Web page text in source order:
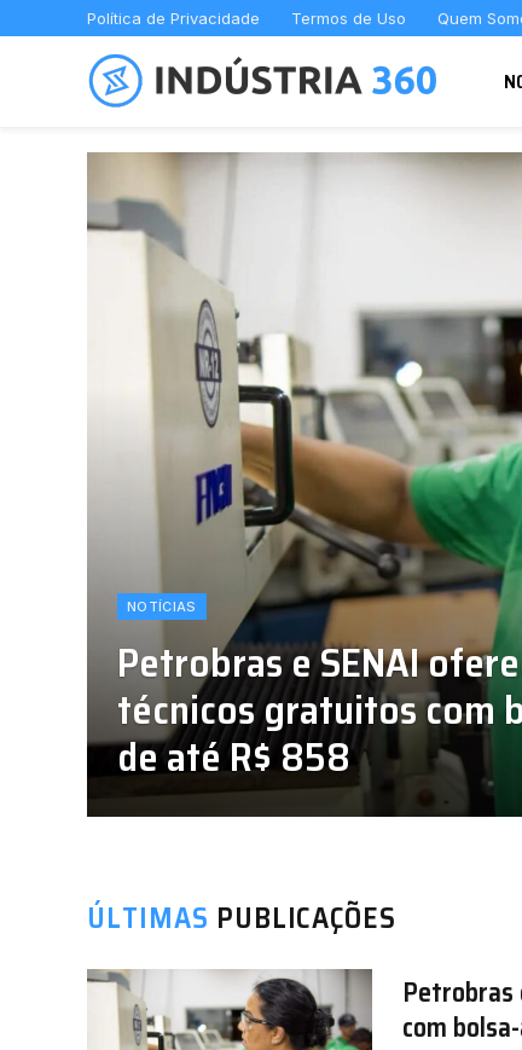
Política de Privacidade Termos de Uso Quem
NOTÍCIAS
Petrobras e SENAI
técnicos gratuitos com
de até R$ 858
ÚLTIMAS PUBLICAÇÕES
Petrobras
com